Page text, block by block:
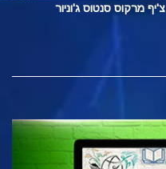
צ'יף מרקוס סנטוס ג'וניור